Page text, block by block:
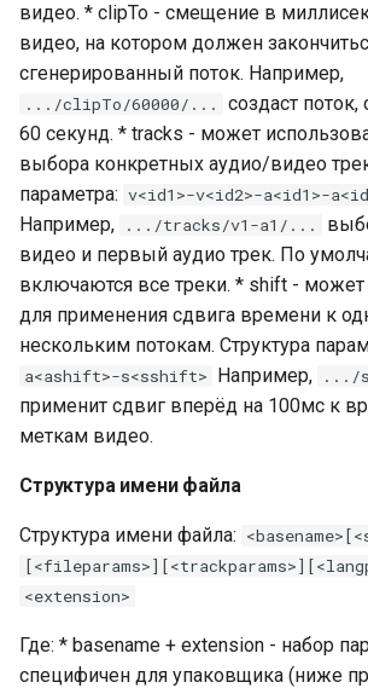
видео. * clipTo - смещение в
видео, на котором должен
сгенерированный поток. Например,
.../clipTo/60000/...
создаст
60 секунд. * tracks - может
выбора конкретных аудио/видео
параметра: v<id1>-v<id2>-a<id1>-
Например, .../tracks/v1-a1/...
видео и первый аудио трек. По
включаются все треки. * shift - может
для применения сдвига времени к
нескольким потокам. Структура
a<ashift>-s<sshift> Например, .../
применит сдвиг вперёд на 100мс к
меткам видео.
Структура имени файла
Структура имени файла:
<extension>
Где: * basename + extension - набор
специфичен для упаковщика (ниже